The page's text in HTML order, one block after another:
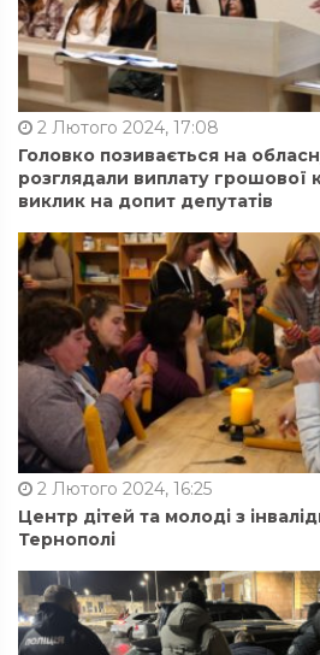
2 Лютого 2024, 17:08
Головко позивається на
розглядали виплату грошової
виклик на допит депутатів
2 Лютого 2024, 16:25
Центр дітей та молоді з
Тернополі